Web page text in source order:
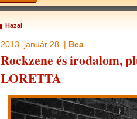
Hazai
2013. január 28. | Bea
Rockzene és irodalom,
LORETTA